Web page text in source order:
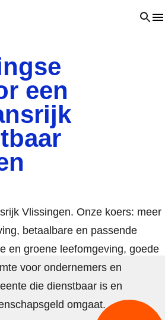
Open
een
Vlissingen. Onze koers: meer
betaalbare en passende
en groene leefomgeving, goede
voor ondernemers en
die dienstbaar is en
omgaat.